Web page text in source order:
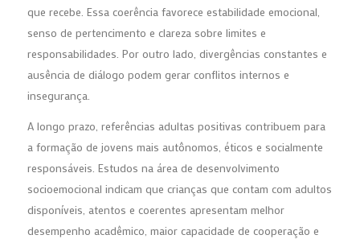
que recebe. Essa coerência favorece estabilidade emocional,
senso de pertencimento e clareza sobre limites e
responsabilidades. Por outro lado, divergências constantes e
ausência de diálogo podem gerar conflitos internos e
insegurança.
A longo prazo, referências adultas positivas contribuem para
a formação de jovens mais autônomos, éticos e socialmente
responsáveis. Estudos na área de desenvolvimento
socioemocional indicam que crianças que contam com adultos
disponíveis, atentos e coerentes apresentam melhor
desempenho acadêmico, maior capacidade de cooperação e